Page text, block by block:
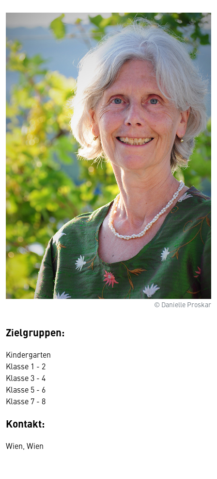
© Danielle Proskar
Zielgruppen:
Kindergarten
Klasse 1 - 2
Klasse 3 - 4
Klasse 5 - 6
Klasse 7 - 8
Kontakt:
Wien, Wien